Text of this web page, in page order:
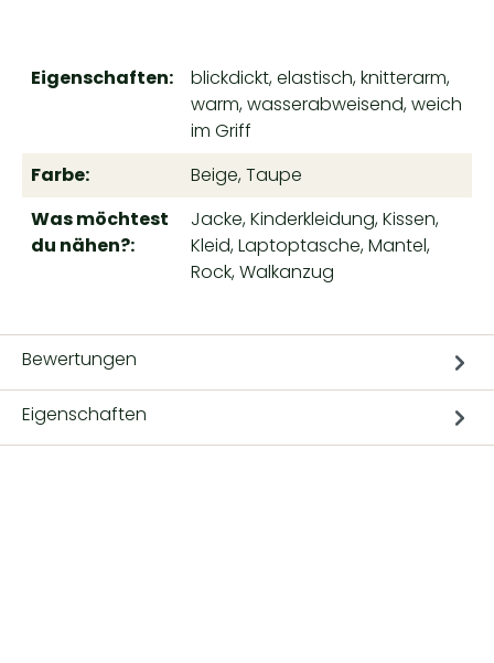
Eigenschaften:
blickdickt, elastisch, knitterarm,
warm, wasserabweisend, weich
im Griff
Farbe:
Beige, Taupe
Was möchtest
du nähen?:
Jacke, Kinderkleidung, Kissen,
Kleid, Laptoptasche, Mantel,
Rock, Walkanzug
Bewertungen
Eigenschaften